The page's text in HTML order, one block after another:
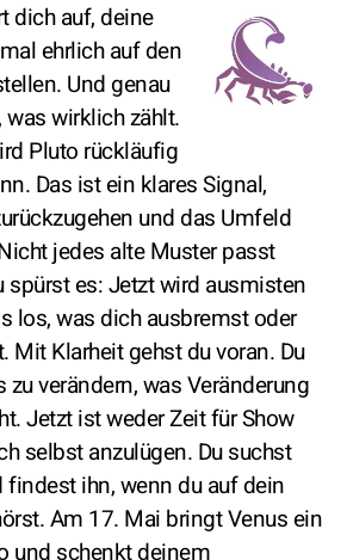
dich auf, deine
ehrlich auf den
Und genau
was wirklich zählt.
Pluto rückläufig
Das ist ein klares Signal,
und das Umfeld
jedes alte Muster passt
spürst es: Jetzt wird ausmisten
los, was dich ausbremst oder
Mit Klarheit gehst du voran. Du
zu verändern, was Veränderung
Jetzt ist weder Zeit für Show
selbst anzulügen. Du suchst
findest ihn, wenn du auf dein
Am 17. Mai bringt Venus ein
und schenkt deinem